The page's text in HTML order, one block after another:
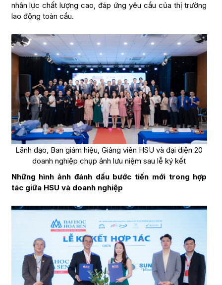
nhân lực chất lượng cao, đáp ứng yêu cầu của thị trường
lao động toàn cầu.
Lãnh đạo, Ban giám hiệu, Giảng viên HSU và đại diện 20
doanh nghiệp chụp ảnh lưu niệm sau lễ ký kết
Những hình ảnh đánh dấu bước tiến mới trong hợp
tác giữa HSU và doanh nghiệp